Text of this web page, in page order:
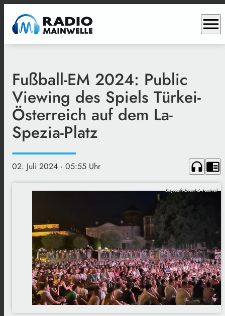
menu
Fußball-EM 2024: Public
Viewing des Spiels Türkei-
Österreich auf dem La-
Spezia-Platz
02. Juli 2024 · 05:55 Uhr headphones chrome_reader_mode
Bayreuth Event & Festival